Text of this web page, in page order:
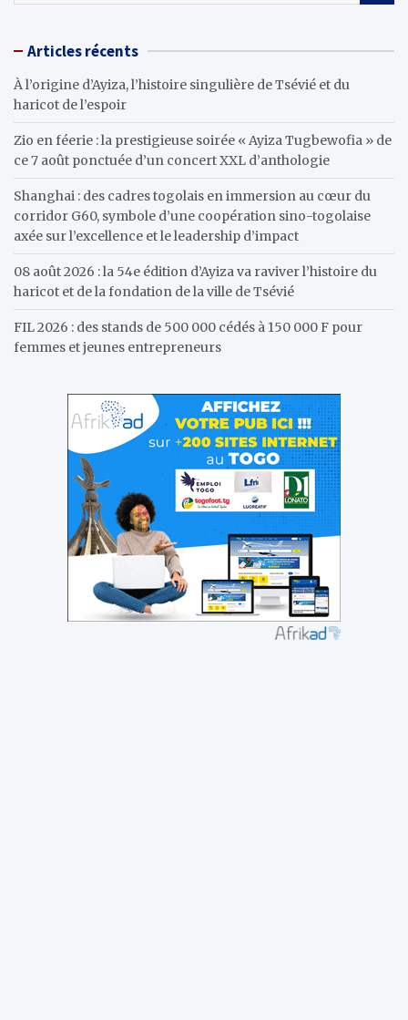
c
h
Articles récents
À l’origine d’Ayiza, l’histoire singulière de Tsévié et du
haricot de l’espoir
Zio en féerie : la prestigieuse soirée « Ayiza Tugbewofia » de
ce 7 août ponctuée d’un concert XXL d’anthologie
Shanghai : des cadres togolais en immersion au cœur du
corridor G60, symbole d’une coopération sino-togolaise
axée sur l’excellence et le leadership d’impact
08 août 2026 : la 54e édition d’Ayiza va raviver l’histoire du
haricot et de la fondation de la ville de Tsévié
FIL 2026 : des stands de 500 000 cédés à 150 000 F pour
femmes et jeunes entrepreneurs